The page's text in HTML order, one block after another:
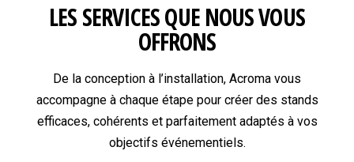
LES SERVICES QUE NOUS VOUS
OFFRONS
De la conception à l’installation, Acroma vous
accompagne à chaque étape pour créer des stands
efficaces, cohérents et parfaitement adaptés à vos
objectifs événementiels.